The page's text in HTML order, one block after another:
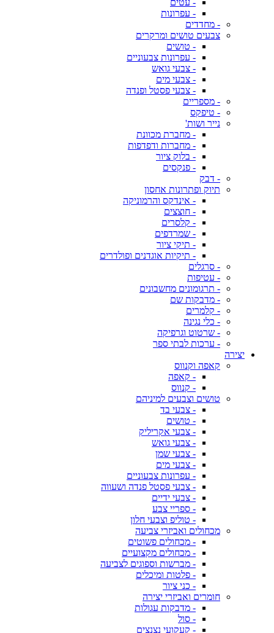
- עטים
- עפרונות
- מחדדים
צבעים טושים ומרקרים
- טושים
- עפרונות צבעוניים
- צבעי גואש
- צבעי מים
- צבעי פסטל ופנדה
- מספריים
- טיפקס
נייר ושות'
- מחברת מכוונת
- מחברות ודפדפות
- בלוק ציור
- פנקסים
- דבק
תיוק ופתרונות אחסון
- אינדקס והרמוניקה
- חוצצים
- קלסרים
- שמרדפים
- תיקי ציור
- תיקיות אוגדנים ופולדרים
- סרגלים
- עטיפות
- תרגומונים מחשבונים
- מדבקות שם
- קלמרים
- כלי נגינה
- שרטוט וגרפיקה
- ערכות לבתי ספר
יצירה
קאפה וקנווס
- קאפה
- קנווס
טושים וצבעים למיניהם
- צבעי בד
- טושים
- צבעי אקריליק
- צבעי גואש
- צבעי שמן
- צבעי מים
- עפרונות צבעוניים
- צבעי פסטל פנדה ושעווה
- צבעי ידיים
- ספריי צבע
- טוליפ וצבעי חלון
מכחולים ואביזרי צביעה
- מכחולים פשוטים
- מכחולים מקצועיים
- מברשות וספוגים לצביעה
- פלטות ומיכלים
- כני ציור
חומרים ואביזרי יצירה
- מדבקות עגולות
- סול
- קעקועי נצנצים